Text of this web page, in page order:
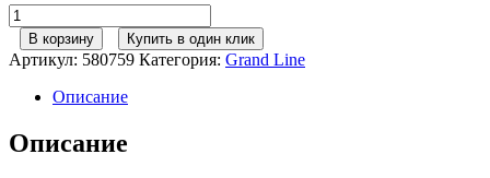
Количество
товара
Сайдинг
Natural-
брус
Standart
серый
(3,0м)
В корзину Купить в один клик
Артикул: 580759 Категория: Grand Line
Описание
Описание